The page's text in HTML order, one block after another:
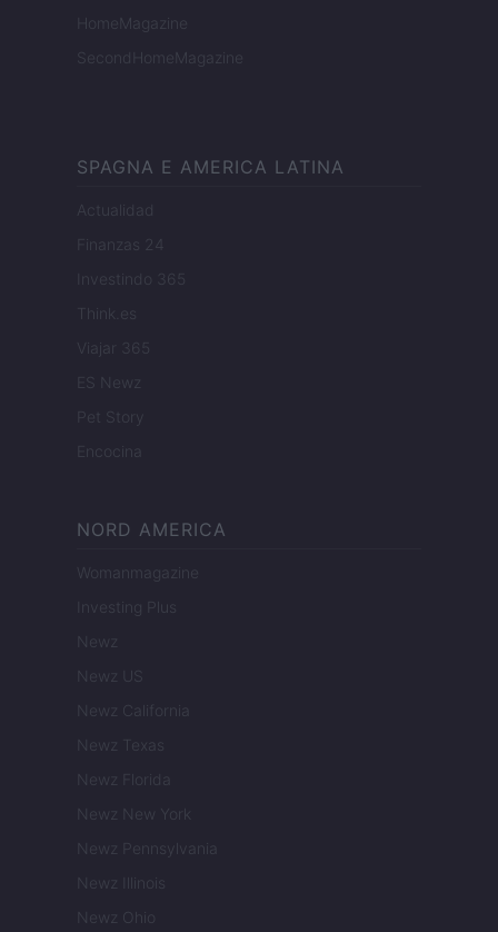
HomeMagazine
SecondHomeMagazine
SPAGNA E AMERICA LATINA
Actualidad
Finanzas 24
Investindo 365
Think.es
Viajar 365
ES Newz
Pet Story
Encocina
NORD AMERICA
Womanmagazine
Investing Plus
Newz
Newz US
Newz California
Newz Texas
Newz Florida
Newz New York
Newz Pennsylvania
Newz Illinois
Newz Ohio